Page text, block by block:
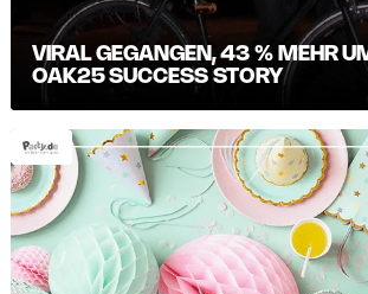
VIRAL GEGANGEN, 43 % MEHR
OAK25 SUCCESS STORY